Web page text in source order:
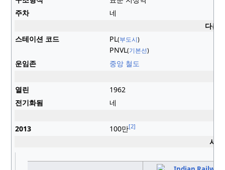
주차
네
다른
스테이션 코드
PL(부도시)
PNVL(기본선)
운임존
중앙 철도
열린
1962
전기화됨
네
2013
100만[2]
서비